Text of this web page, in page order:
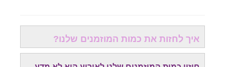
איך לחזות את כמות המוזמנים שלנו?